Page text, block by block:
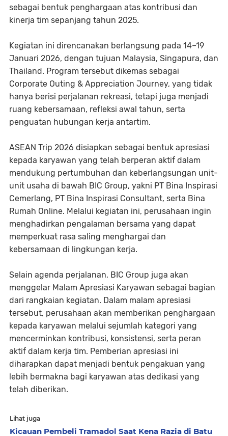
sebagai bentuk penghargaan atas kontribusi dan
kinerja tim sepanjang tahun 2025.
Kegiatan ini direncanakan berlangsung pada 14–19
Januari 2026, dengan tujuan Malaysia, Singapura, dan
Thailand. Program tersebut dikemas sebagai
Corporate Outing & Appreciation Journey, yang tidak
hanya berisi perjalanan rekreasi, tetapi juga menjadi
ruang kebersamaan, refleksi awal tahun, serta
penguatan hubungan kerja antartim.
ASEAN Trip 2026 disiapkan sebagai bentuk apresiasi
kepada karyawan yang telah berperan aktif dalam
mendukung pertumbuhan dan keberlangsungan unit-
unit usaha di bawah BIC Group, yakni PT Bina Inspirasi
Cemerlang, PT Bina Inspirasi Consultant, serta Bina
Rumah Online. Melalui kegiatan ini, perusahaan ingin
menghadirkan pengalaman bersama yang dapat
memperkuat rasa saling menghargai dan
kebersamaan di lingkungan kerja.
Selain agenda perjalanan, BIC Group juga akan
menggelar Malam Apresiasi Karyawan sebagai bagian
dari rangkaian kegiatan. Dalam malam apresiasi
tersebut, perusahaan akan memberikan penghargaan
kepada karyawan melalui sejumlah kategori yang
mencerminkan kontribusi, konsistensi, serta peran
aktif dalam kerja tim. Pemberian apresiasi ini
diharapkan dapat menjadi bentuk pengakuan yang
lebih bermakna bagi karyawan atas dedikasi yang
telah diberikan.
Lihat juga
Kicauan Pembeli Tramadol Saat Kena Razia di Batu